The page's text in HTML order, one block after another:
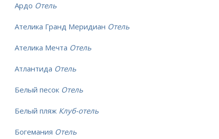
Ардо Отель
Ателика Гранд Меридиан Отель
Ателика Мечта Отель
Атлантида Отель
Белый песок Отель
Белый пляж Клуб-отель
Богемания Отель